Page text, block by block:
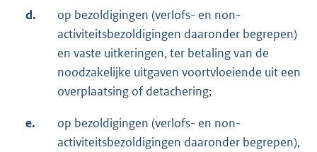
d.
op bezoldigingen (verlofs- en non-
activiteitsbezoldigingen daaronder begrepen)
en vaste uitkeringen, ter betaling van de
noodzakelijke uitgaven voortvloeiende uit een
overplaatsing of detachering;
e.
op bezoldigingen (verlofs- en non-
activiteitsbezoldigingen daaronder begrepen),